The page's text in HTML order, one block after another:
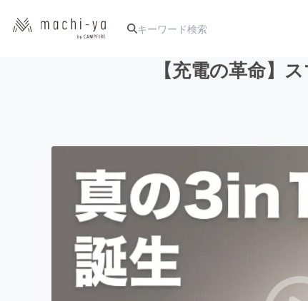
アート・写真
テクノロジー・ガジェット
映像・映画
【充電の革命】